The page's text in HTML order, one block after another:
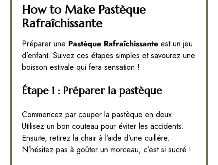
How to Make Pastèque
Rafraîchissante
Préparer une Pastèque Rafraîchissante est un jeu
d’enfant. Suivez ces étapes simples et savourez une
boisson estivale qui fera sensation !
Étape 1 : Préparer la pastèque
Commencez par couper la pastèque en deux.
Utilisez un bon couteau pour éviter les accidents.
Ensuite, retirez la chair à l’aide d’une cuillère.
N’hésitez pas à goûter un morceau, c’est si sucré !